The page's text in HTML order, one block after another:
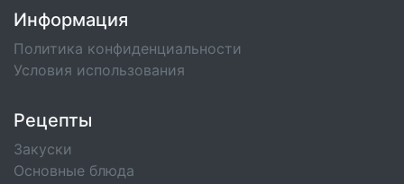
Информация
Политика конфиденциальности
Условия использования
Рецепты
Закуски
Основные блюда